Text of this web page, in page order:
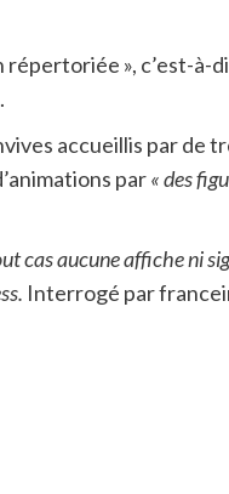
», c’est-à-
accueillis par de
par« des
cas aucune affiche ni
Interrogé par